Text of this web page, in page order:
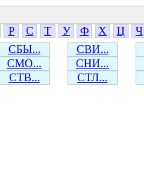
Р С Т У Ф Х Ц Ч
СБЫ... СВИ...
СМО... СНИ...
СТВ... СТЛ...